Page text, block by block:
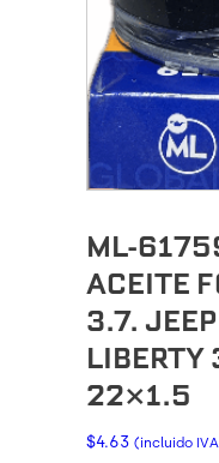
ML-
ACEITE
3.7.
LIBERTY
22×1.5
$4.63 (incluido